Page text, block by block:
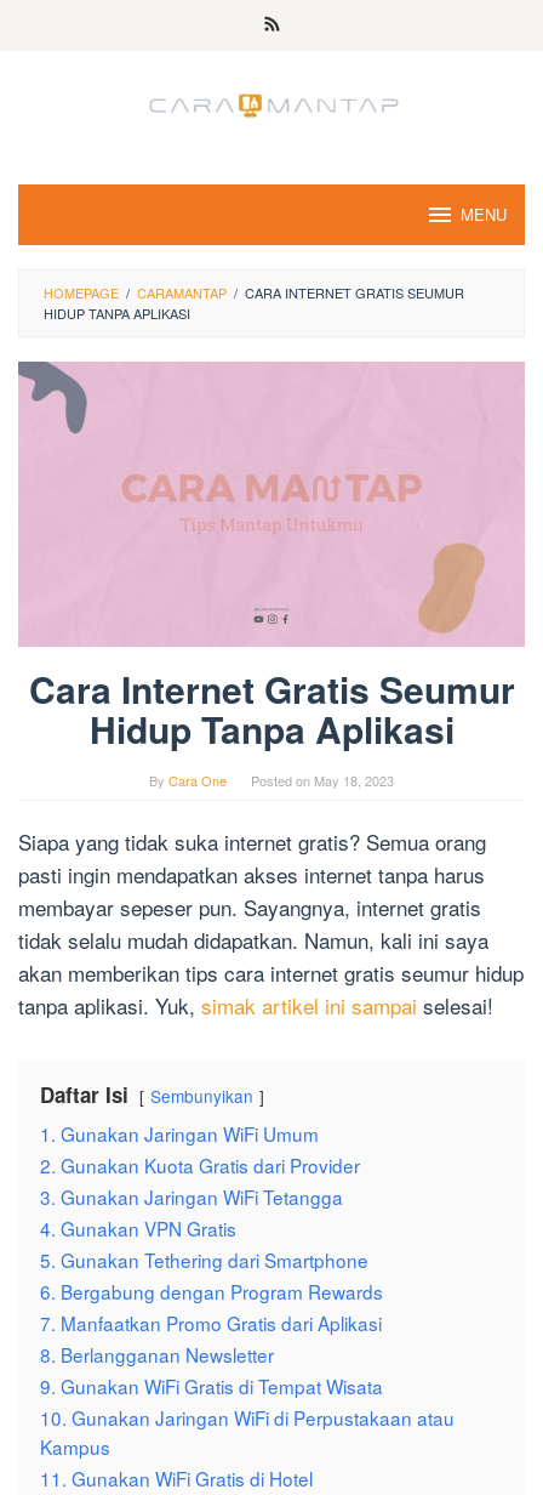
MENU
HOMEPAGE / CARAMANTAP / CARA INTERNET GRATIS SEUMUR
HIDUP TANPA APLIKASI
Cara Internet Gratis Seumur
Hidup Tanpa Aplikasi
By Cara One Posted on May 18, 2023
Siapa yang tidak suka internet gratis? Semua orang
pasti ingin mendapatkan akses internet tanpa harus
membayar sepeser pun. Sayangnya, internet gratis
tidak selalu mudah didapatkan. Namun, kali ini saya
akan memberikan tips cara internet gratis seumur hidup
tanpa aplikasi. Yuk, simak artikel ini sampai selesai!
Daftar Isi Sembunyikan
1. Gunakan Jaringan WiFi Umum
2. Gunakan Kuota Gratis dari Provider
3. Gunakan Jaringan WiFi Tetangga
4. Gunakan VPN Gratis
5. Gunakan Tethering dari Smartphone
6. Bergabung dengan Program Rewards
7. Manfaatkan Promo Gratis dari Aplikasi
8. Berlangganan Newsletter
9. Gunakan WiFi Gratis di Tempat Wisata
10. Gunakan Jaringan WiFi di Perpustakaan atau
Kampus
11. Gunakan WiFi Gratis di Hotel